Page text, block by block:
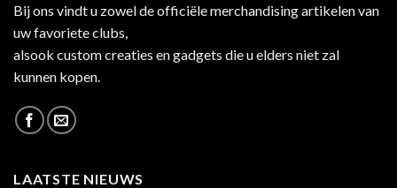
Bij ons vindt u zowel de officiële merchandising artikelen van
uw favoriete clubs,
alsook custom creaties en gadgets die u elders niet zal
kunnen kopen.
LAATSTE NIEUWS